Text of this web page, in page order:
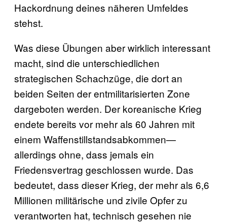
Hackordnung deines näheren Umfeldes
stehst.
Was diese Übungen aber wirklich interessant
macht, sind die unterschiedlichen
strategischen Schachzüge, die dort an
beiden Seiten der entmilitarisierten Zone
dargeboten werden. Der koreanische Krieg
endete bereits vor mehr als 60 Jahren mit
einem Waffenstillstandsabkommen—
allerdings ohne, dass jemals ein
Friedensvertrag geschlossen wurde. Das
bedeutet, dass dieser Krieg, der mehr als 6,6
Millionen militärische und zivile Opfer zu
verantworten hat, technisch gesehen nie